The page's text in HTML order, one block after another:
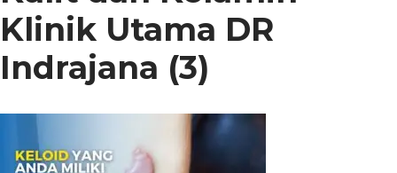
Klinik Utama DR
Indrajana (3)